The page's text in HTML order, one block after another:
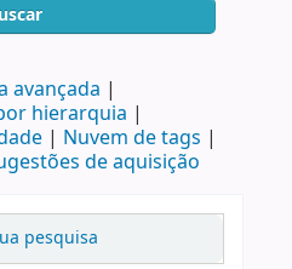
avançada
hierarquia
Nuvem de tags
de aquisição
pesquisa